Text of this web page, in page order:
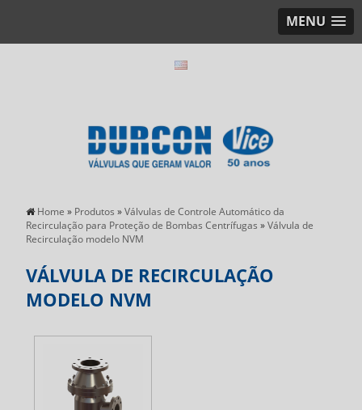
MENU
Home » Produtos »Válvulas de Controle Automático da
Recirculação para Proteção de Bombas Centrífugas »Válvula de
Recirculação modelo NVM
VÁLVULA DE RECIRCULAÇÃO
MODELO NVM